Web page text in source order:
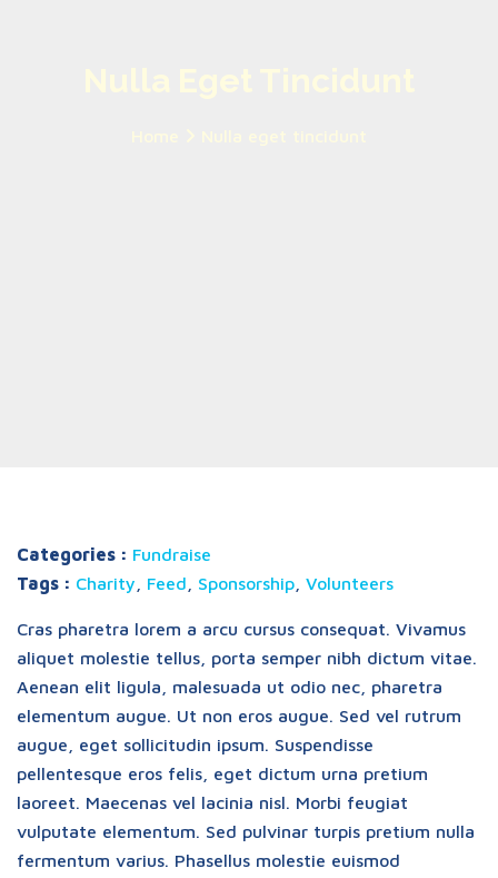
Categories : Fundraise
Tags : Charity Feed Sponsorship Volunteers
Cras pharetra lorem a arcu cursus consequat. Vivamus
aliquet molestie tellus, porta semper nibh dictum vitae.
Aenean elit ligula, malesuada ut odio nec, pharetra
elementum augue. Ut non eros augue. Sed vel rutrum
augue, eget sollicitudin ipsum. Suspendisse
pellentesque eros felis, eget dictum urna pretium
laoreet. Maecenas vel lacinia nisl. Morbi feugiat
vulputate elementum. Sed pulvinar turpis pretium nulla
fermentum varius. Phasellus molestie euismod